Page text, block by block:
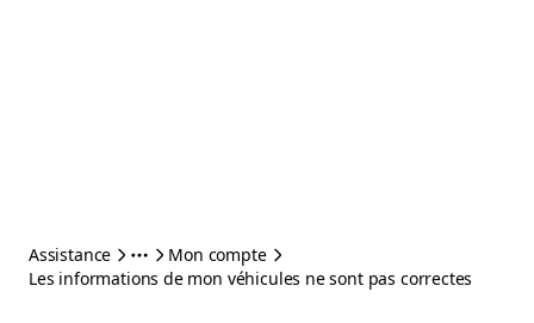
Assistance
Mon compte
Les informations de mon véhicules ne sont pas correctes